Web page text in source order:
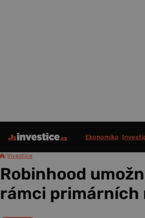
Ekonomika
/Investice
Robinhood
rámci primárních